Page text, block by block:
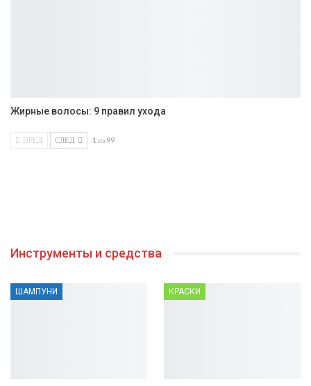
Жирные волосы: 9 правил ухода
ПРЕД СЛЕД 1 из 99
Инструменты и средства
ШАМПУНИ КРАСКИ